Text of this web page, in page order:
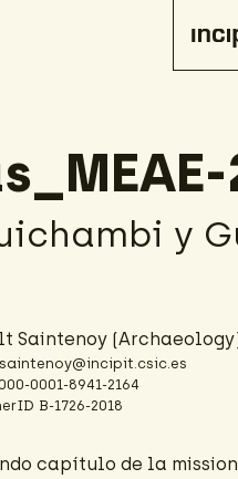
y
Saintenoy
0001-8941-2164
B-1726-2018
capítulo de la